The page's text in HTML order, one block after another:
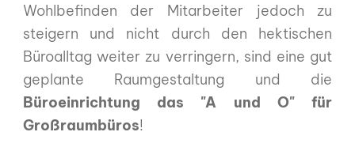
Wohlbefinden der Mitarbeiter jedoch zu
steigern und nicht durch den hektischen
Büroalltag weiter zu verringern, sind eine gut
geplante Raumgestaltung und die
Büroeinrichtung das "A und O" für
Großraumbüros!